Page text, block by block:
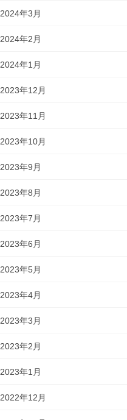
2024年3月
2024年2月
2024年1月
2023年12月
2023年11月
2023年10月
2023年9月
2023年8月
2023年7月
2023年6月
2023年5月
2023年4月
2023年3月
2023年2月
2023年1月
2022年12月